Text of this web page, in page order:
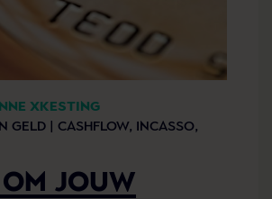
XKESTING
GELD |
CASHFLOW,
INCASSO,
JOUW